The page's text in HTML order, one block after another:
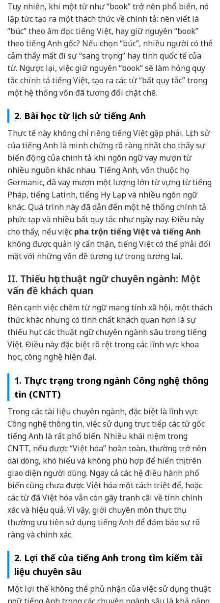
Tuy nhiên, khi một từ như “book” trở nên phổ biến, nó
lập tức tạo ra một thách thức về chính tả: nên viết là
“búc” theo âm đọc tiếng Việt, hay giữ nguyên “book”
theo tiếng Anh gốc? Nếu chọn “búc”, nhiều người có thể
cảm thấy mất đi sự “sang trọng” hay tính quốc tế của
từ. Ngược lại, việc giữ nguyên “book” sẽ làm hỏng quy
tắc chính tả tiếng Việt, tạo ra các từ “bất quy tắc” trong
một hệ thống vốn đã tương đối chặt chẽ.
2. Bài học từ lịch sử tiếng Anh
Thực tế này không chỉ riêng tiếng Việt gặp phải. Lịch sử
của tiếng Anh là minh chứng rõ ràng nhất cho thấy sự
biến động của chính tả khi ngôn ngữ vay mượn từ
nhiều nguồn khác nhau. Tiếng Anh, vốn thuộc họ
Germanic, đã vay mượn một lượng lớn từ vựng từ tiếng
Pháp, tiếng Latinh, tiếng Hy Lạp và nhiều ngôn ngữ
khác. Quá trình này đã dẫn đến một hệ thống chính tả
phức tạp và nhiều bất quy tắc như ngày nay. Điều này
cho thấy, nếu việc pha trộn tiếng Việt và tiếng Anh
không được quản lý cẩn thận, tiếng Việt có thể phải đối
mặt với những vấn đề tương tự trong tương lai.
II. Thiếu hụt thuật ngữ chuyên ngành: Một
vấn đề khách quan
Bên cạnh việc chêm từ ngữ mang tính xã hội, một thách
thức khác nhưng có tính chất khách quan hơn là sự
thiếu hụt các thuật ngữ chuyên ngành sâu trong tiếng
Việt. Điều này đặc biệt rõ rệt trong các lĩnh vực khoa
học, công nghệ hiện đại.
1. Thực trạng trong ngành Công nghệ thông
tin (CNTT)
Trong các tài liệu chuyên ngành, đặc biệt là lĩnh vực
Công nghệ thông tin, việc sử dụng trực tiếp các từ gốc
tiếng Anh là rất phổ biến. Nhiều khái niệm trong
CNTT, nếu được “Việt hóa” hoàn toàn, thường trở nên
dài dòng, khó hiểu và không phù hợp để hiển thị trên
giao diện người dùng. Ngay cả các hệ điều hành phổ
biến cũng chưa được Việt hóa một cách triệt để, hoặc
các từ đã Việt hóa vẫn còn gây tranh cãi về tính chính
xác và hiệu quả. Vì vậy, giới chuyên môn thực thụ
thường ưu tiên sử dụng tiếng Anh để đảm bảo sự rõ
ràng và chính xác.
2. Lợi thế của tiếng Anh trong tìm kiếm tài
liệu chuyên sâu
Một lợi thế không thể phủ nhận của việc sử dụng thuật